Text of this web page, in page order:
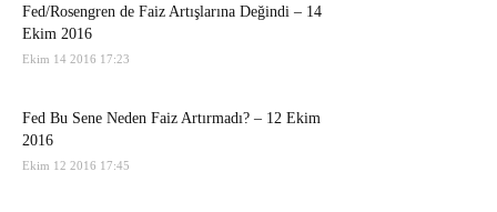
Fed/Rosengren de Faiz Artışlarına Değindi – 14
Ekim 2016
Ekim 14 2016 17:23
Fed Bu Sene Neden Faiz Artırmadı? – 12 Ekim
2016
Ekim 12 2016 17:45